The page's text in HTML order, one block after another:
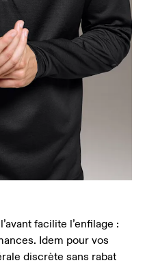
à l’horizontale.
facilite l’enfilage :
Idem pour vos
discrète sans rabat